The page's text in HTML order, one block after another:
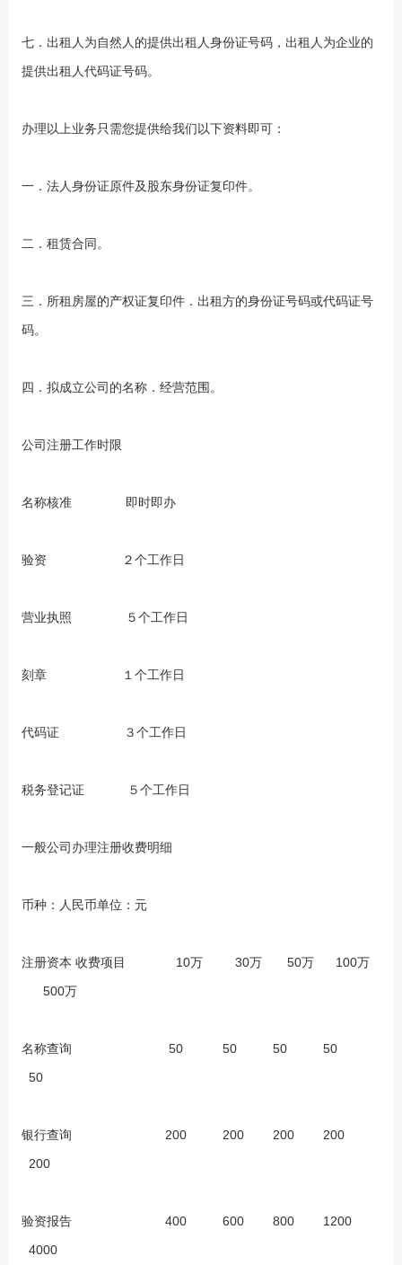
七．出租人为自然人的提供出租人身份证号码，出租人为企业的
提供出租人代码证号码。
办理以上业务只需您提供给我们以下资料即可：
一．法人身份证原件及股东身份证复印件。
二．租赁合同。
三．所租房屋的产权证复印件．出租方的身份证号码或代码证号
码。
四．拟成立公司的名称．经营范围。
公司注册工作时限
名称核准 即时即办
验资 ２个工作日
营业执照 ５个工作日
刻章 １个工作日
代码证 ３个工作日
税务登记证 ５个工作日
一般公司办理注册收费明细
币种：人民币单位：元
注册资本 收费项目 10万 30万 50万 100万
500万
名称查询 50 50 50 50
50
银行查询 200 200 200 200
200
验资报告 400 600 800 1200
4000